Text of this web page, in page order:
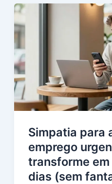
Simpatia para
emprego
transforme
dias (sem